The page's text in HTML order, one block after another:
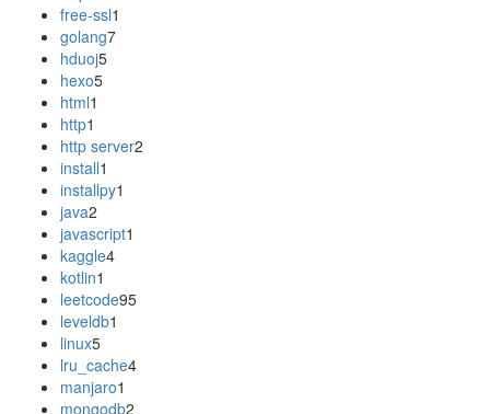
free-ssl1
golang7
hduoj5
hexo5
html1
http1
http server2
install1
installpy1
java2
javascript1
kaggle4
kotlin1
leetcode95
leveldb1
linux5
lru_cache4
manjaro1
mongodb2